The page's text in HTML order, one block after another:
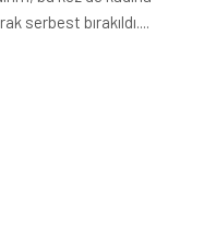
serbest bırakıldı....